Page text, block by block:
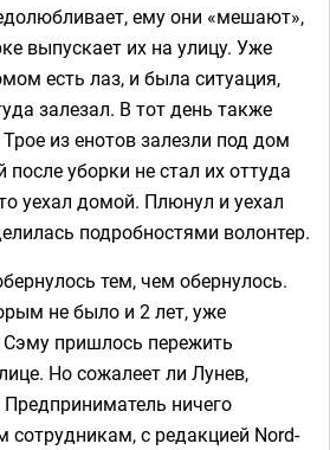
ему они «мешают»,
выпускает их на улицу. Уже
есть лаз, и была ситуация,
залезал. В тот день также
из енотов залезли под дом
после уборки не стал их оттуда
уехал домой. Плюнул и уехал
подробностями волонтер.
тем, чем обернулось.
не было и 2 лет, уже
Сэму пришлось пережить
Но сожалеет ли Лунев,
ничего
с редакцией Nord-